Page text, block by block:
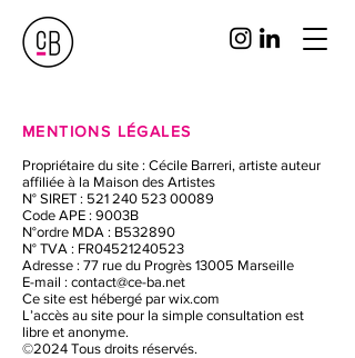
MENTIONS LÉGALES
Propriétaire du site : Cécile Barreri, artiste auteur
affiliée à la Maison des Artistes
N° SIRET : 521 240 523 00089
Code APE : 9003B
N°ordre MDA : B532890
N° TVA : FR04521240523
Adresse : 77 rue du Progrès 13005 Marseille
E-mail : contact@ce-ba.net
Ce site est hébergé par wix.com
L’accès au site pour la simple consultation est
libre et anonyme.
©2024 Tous droits réservés.